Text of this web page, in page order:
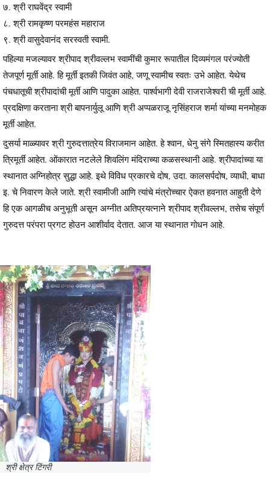
७. श्री राघवेंद्र स्वामी
८. श्री रामकृष्ण परमहंस महाराज
९. श्री वासुदेवानंद सरस्वती स्वामी.
पहिल्या मजल्यावर श्रीपाद श्रीवल्लभ स्वामींची कुमार रूपातील दिव्यमंगल परंज्योती
तेजपूर्ण मूर्ती आहे. हि मूर्ती इतकी जिवंत आहे, जणू स्वामीच स्वतः उभे आहेत. येथेच
पंचधातूची श्रीपादांची मूर्ती आणि पादुका आहेत. पार्श्वभागी देवी राजराजेश्वरी ची मूर्ती आहे.
प्रदक्षिणा करताना श्री बापनार्युलू आणि श्री अप्पळराजू नृसिंहराज शर्मा यांच्या मनमोहक
मूर्ती आहेत.
दुसर्या माळ्यावर श्री गुरुदत्तात्रेय विराजमान आहेत. हे श्वान, धेनु संगे स्मितहास्य करीत
त्रिमूर्ती आहेत. ओंकारात नटलेले शिवलिंग मंदिराच्या कळसस्थानी आहे. श्रीपादांच्या या
स्थानात अग्निहोत्र सुद्धा आहे. इथे विविध प्रकारचे दोष, उदा. कालसर्पदोष, व्याधी, बाधा
इ. चे निवारण केले जाते. श्री स्वामीजी आणि त्यांचे मंत्रोच्चार ऐकत हवनात आहुती देणे
हि एक आगळीच अनुभूती असून अग्नीत अतिप्रयत्नाने श्रीपाद श्रीवल्लभ, तसेच संपूर्ण
गुरुदत्त परंपरा प्रगट होउन आशीर्वाद देतात. आज या स्थानात गोधन आहे.
श्री क्षेत्र टिंगरी